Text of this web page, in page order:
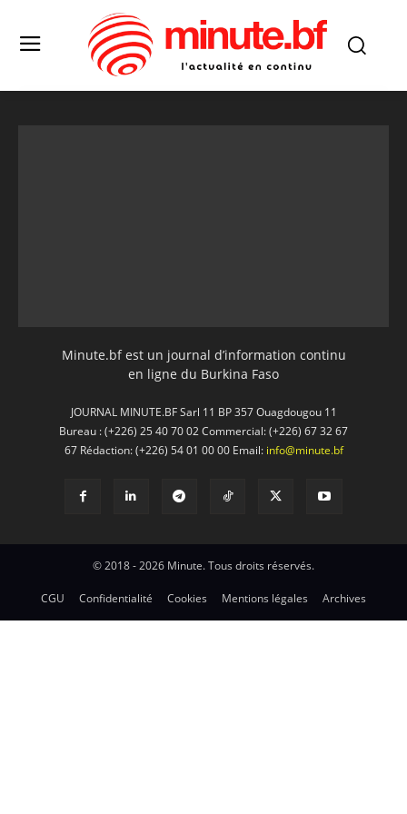
Minute.bf est un journal d’information continu
en ligne du Burkina Faso
JOURNAL MINUTE.BF Sarl 11 BP 357 Ouagdougou 11
Bureau : (+226) 25 40 70 02 Commercial: (+226) 67 32 67
67 Rédaction: (+226) 54 01 00 00 Email: info@minute.bf
© 2018 - 2026 Minute. Tous droits réservés.
CGU Confidentialité Cookies Mentions légales Archives